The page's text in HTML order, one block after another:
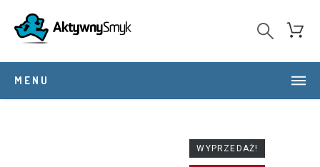
MENU
WYPRZEDAŻ!